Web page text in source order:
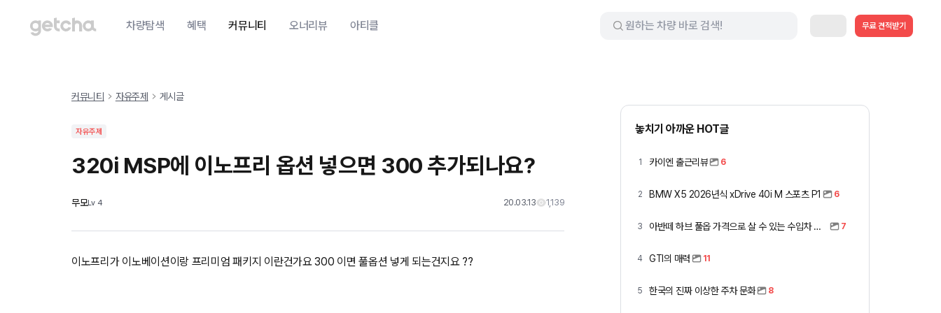
차량탐색 혜택 커뮤니티 오너리뷰 아티클 무료 견적받기
커뮤니티 자유주제 게시글
자유주제
320i MSP에 이노프리 옵션 넣으면 300 추가되나요?
무모Lv 4 20.03.13 1,139
이노프리가 이노베이션이랑 프리미엄 패키지 이란건가요 300 이면 풀옵션 넣게 되는건지요 ??
놓치기 아까운 HOT글
1 카이엔 출근리뷰 6
2 BMW X5 2026년식 xDrive 40i M 스포츠 P1 6
3 아반떼 하브 풀옵 가격으로 살 수 있는 수입차 모아봤습니다 (중고 포함) 7
4 GTI의 매력 11
5 한국의 진짜 이상한 주차 문화 8